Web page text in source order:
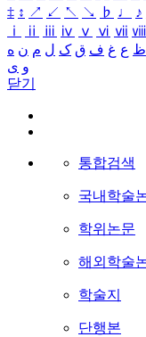
‡ ↕ ↗ ↙ ↖ ↘ ♭ ♩ ♪
ⅰ
ⅱ ⅲ ⅳ ⅴ ⅵ ⅶ ⅷ
ظ ع غ ف ق ک ل م ن ه
و ی
닫기
통합검색
국내학술
학위논문
해외학술
학술지
단행본